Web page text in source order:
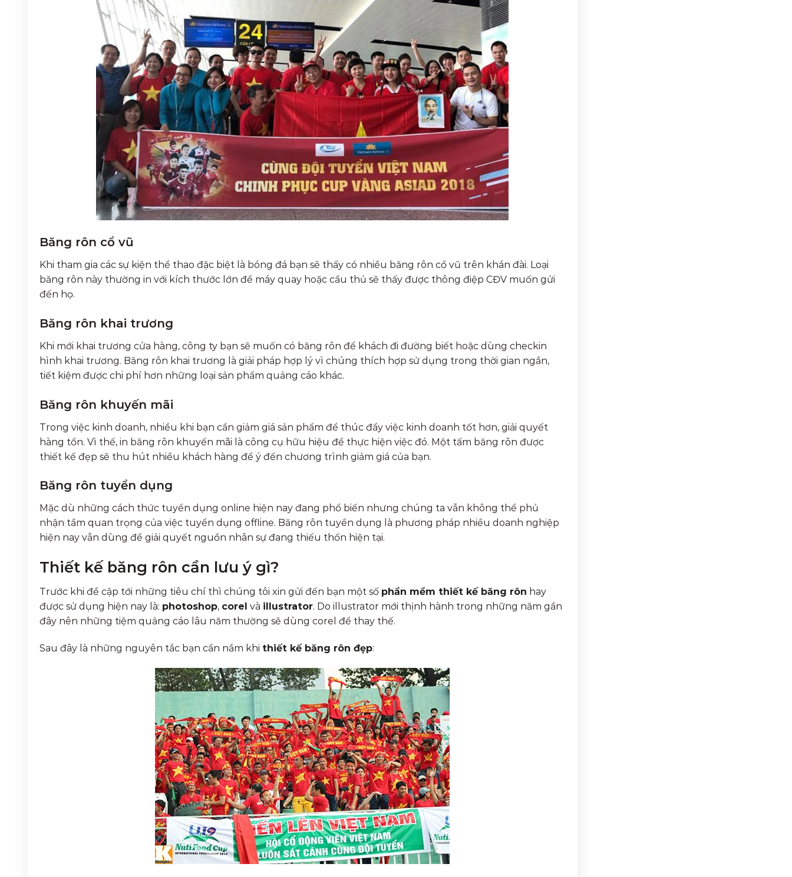
Băng rôn cổ vũ
Khi tham gia các sự kiện thể thao đặc biệt là bóng đá bạn sẽ thấy có nhiều băng rôn cổ vũ trên khán đài. Loại
băng rôn này thường in với kích thước lớn để máy quay hoặc cầu thủ sẽ thấy được thông điệp CĐV muốn gửi
đến họ.
Băng rôn khai trương
Khi mới khai trương cửa hàng, công ty bạn sẽ muốn có băng rôn để khách đi đường biết hoặc dùng checkin
hình khai trương. Băng rôn khai trương là giải pháp hợp lý vì chúng thích hợp sử dụng trong thời gian ngắn,
tiết kiệm được chi phí hơn những loại sản phẩm quảng cáo khác.
Băng rôn khuyến mãi
Trong việc kinh doanh, nhiều khi bạn cần giảm giá sản phẩm để thúc đẩy việc kinh doanh tốt hơn, giải quyết
hàng tồn. Vì thế, in băng rôn khuyến mãi là công cụ hữu hiệu để thực hiện việc đó. Một tấm băng rôn được
thiết kế đẹp sẽ thu hút nhiều khách hàng để ý đến chương trình giảm giá của bạn.
Băng rôn tuyển dụng
Mặc dù những cách thức tuyển dụng online hiện nay đang phổ biến nhưng chúng ta vẫn không thể phủ
nhận tầm quan trọng của việc tuyển dụng offline. Băng rôn tuyển dụng là phương pháp nhiều doanh nghiệp
hiện nay vẫn dùng để giải quyết nguồn nhân sự đang thiếu thốn hiện tại.
Thiết kế băng rôn cần lưu ý gì?
Trước khi đề cập tới những tiêu chí thì chúng tôi xin gửi đến bạn một số phần mềm thiết kế băng rôn hay
được sử dụng hiện nay là: photoshop, corel và illustrator. Do illustrator mới thịnh hành trong những năm gần
đây nên những tiệm quảng cáo lâu năm thường sẽ dùng corel để thay thế.
Sau đây là những nguyên tắc bạn cần nắm khi thiết kế băng rôn đẹp: